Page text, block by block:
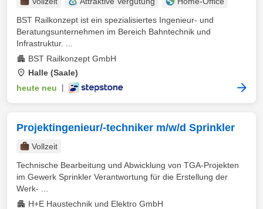
BST Railkonzept ist ein spezialisiertes Ingenieur- und
Beratungsunternehmen im Bereich Bahntechnik und
Infrastruktur. ...
BST Railkonzept GmbH
Halle (Saale)
heute neu
Projektingenieur/-techniker m/w/d Sprinkler
Vollzeit
Technische Bearbeitung und Abwicklung von TGA-Projekten
im Gewerk Sprinkler Verantwortung für die Erstellung der
Werk- ...
H+E Haustechnik und Elektro GmbH